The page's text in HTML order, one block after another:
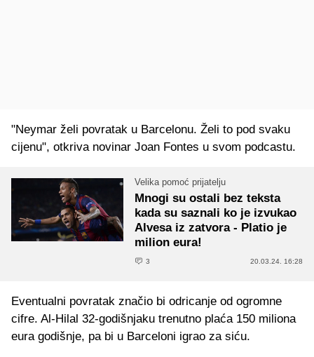
"Neymar želi povratak u Barcelonu. Želi to pod svaku
cijenu", otkriva novinar Joan Fontes u svom podcastu.
Velika pomoć prijatelju
Mnogi su ostali bez teksta
kada su saznali ko je izvukao
Alvesa iz zatvora - Platio je
milion eura!
3 20.03.24. 16:28
Eventualni povratak značio bi odricanje od ogromne
cifre. Al-Hilal 32-godišnjaku trenutno plaća 150 miliona
eura godišnje, pa bi u Barceloni igrao za siću.